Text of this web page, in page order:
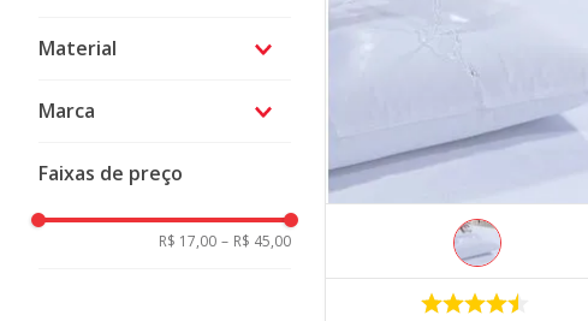
Marca
Material
Faixas de preço
R$ 17,00 – R$ 45,00
COMPRAR
10
toalha mesa